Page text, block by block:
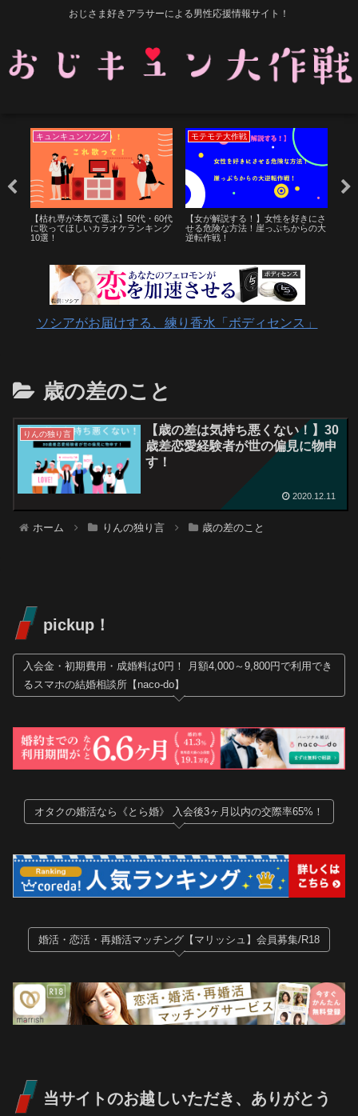
おじさま好きアラサーによる男性応援情報サイト！
キュンキュンソング
【枯れ専が本気で選ぶ】50代・60代
に歌ってほしいカラオケランキング
10選！
モテモテ大作戦
【女が解説する！】女性を好きにさ
せる危険な方法！崖っぷちからの大
逆転作戦！
ソシアがお届けする、練り香水「ボディセンス」
歳の差のこと
りんの独り言
【歳の差は気持ち悪くない！】30
歳差恋愛経験者が世の偏見に物申
す！
2020.12.11
ホーム りんの独り言 歳の差のこと
pickup！
入会金・初期費用・成婚料は0円！ 月額4,000～9,800円で利用でき
るスマホの結婚相談所【naco-do】
オタクの婚活なら《とら婚》 入会後3ヶ月以内の交際率65%！
婚活・恋活・再婚活マッチング【マリッシュ】会員募集/R18
当サイトのお越しいただき、ありがとう